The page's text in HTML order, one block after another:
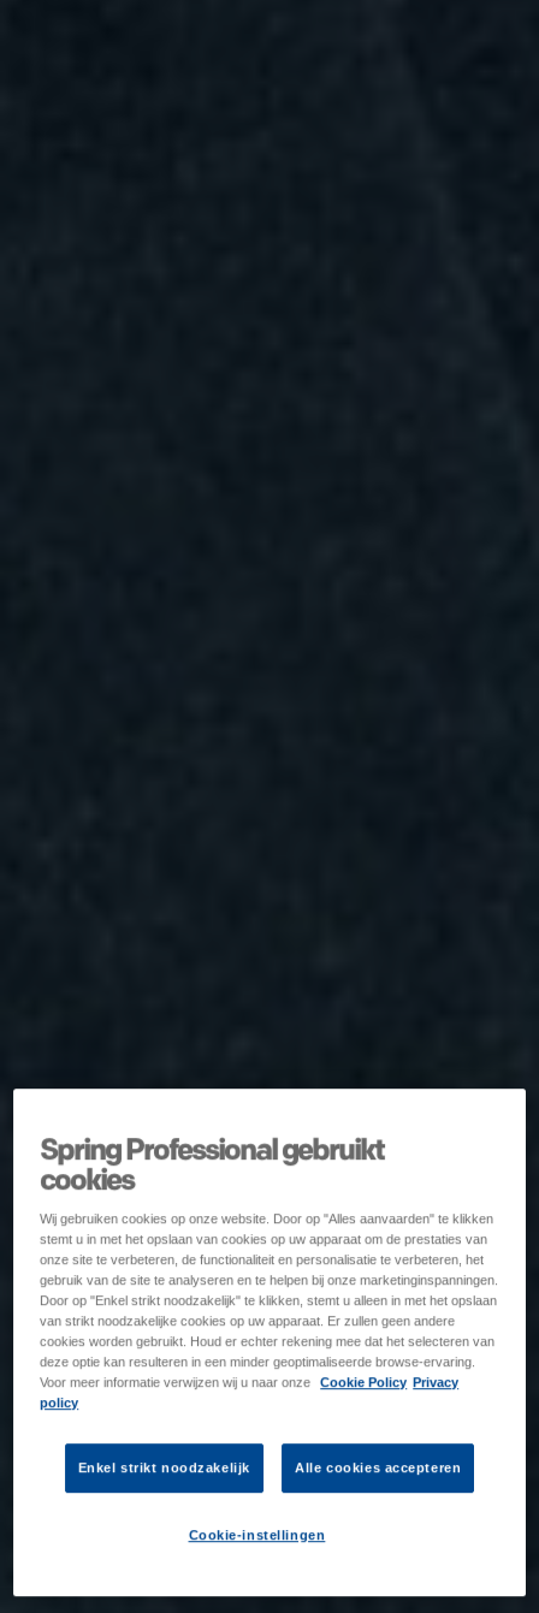
Spring Professional gebruikt
cookies
Wij gebruiken cookies op onze website. Door op "Alles aanvaarden" te klikken
stemt u in met het opslaan van cookies op uw apparaat om de prestaties van
onze site te verbeteren, de functionaliteit en personalisatie te verbeteren, het
gebruik van de site te analyseren en te helpen bij onze marketinginspanningen.
Door op "Enkel strikt noodzakelijk" te klikken, stemt u alleen in met het opslaan
van strikt noodzakelijke cookies op uw apparaat. Er zullen geen andere
cookies worden gebruikt. Houd er echter rekening mee dat het selecteren van
deze optie kan resulteren in een minder geoptimaliseerde browse-ervaring.
Voor meer informatie verwijzen wij u naar onze
Cookie Policy Privacy
policy
Enkel strikt noodzakelijk Alle cookies accepteren
Cookie-instellingen